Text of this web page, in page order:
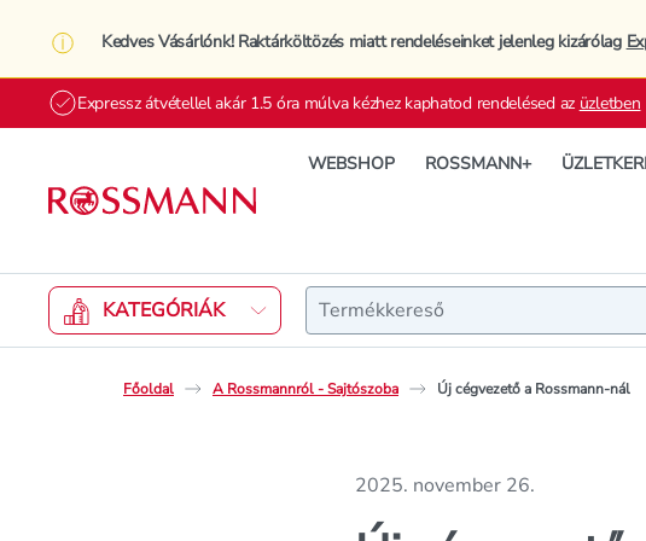
Kedves Vásárlónk! Raktárköltözés miatt rendeléseinket jelenleg kizárólag
Expressz átvétellel akár 1.5 óra múlva kézhez kaphatod rendelésed az üzletben
WEBSHOP ROSSMANN+
KATEGÓRIÁK Keresés
Főoldal A Rossmannról - Sajtószoba Új cégvezető a Rossmann-nál
2025. november 26.